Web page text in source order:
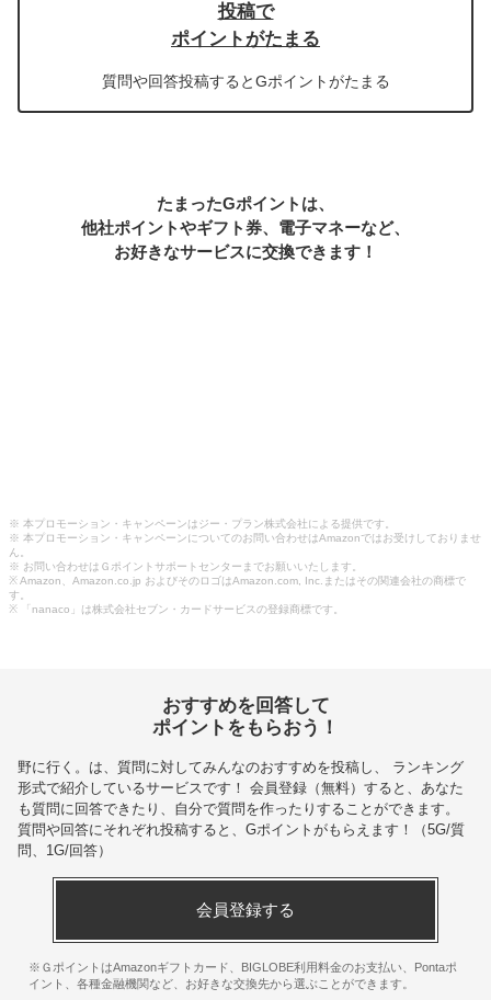
投稿で
ポイントがたまる
質問や回答投稿するとGポイントがたまる
たまったGポイントは、
他社ポイントやギフト券、電子マネーなど、
お好きなサービスに交換できます！
※ 本プロモーション・キャンペーンはジー・プラン株式会社による提供です。
※ 本プロモーション・キャンペーンについてのお問い合わせはAmazonではお受けしておりませ
ん。
※ お問い合わせはＧポイントサポートセンターまでお願いいたします。
※ Amazon、Amazon.co.jp およびそのロゴはAmazon.com, Inc.またはその関連会社の商標で
す。
※ 「nanaco」は株式会社セブン・カードサービスの登録商標です。
おすすめを回答して
ポイントをもらおう！
野に行く。 は、質問に対してみんなのおすすめを投稿し、 ランキング
形式で紹介しているサービスです！ 会員登録（無料）すると、あなた
も質問に回答できたり、自分で質問を作ったりすることができます。
質問や回答にそれぞれ投稿すると、Gポイントがもらえます！
（5G/質
問、1G/回答）
会員登録する
※ＧポイントはAmazonギフトカード、BIGLOBE利用料金のお支払い、Pontaポ
イント、各種金融機関など、お好きな交換先から選ぶことができます。